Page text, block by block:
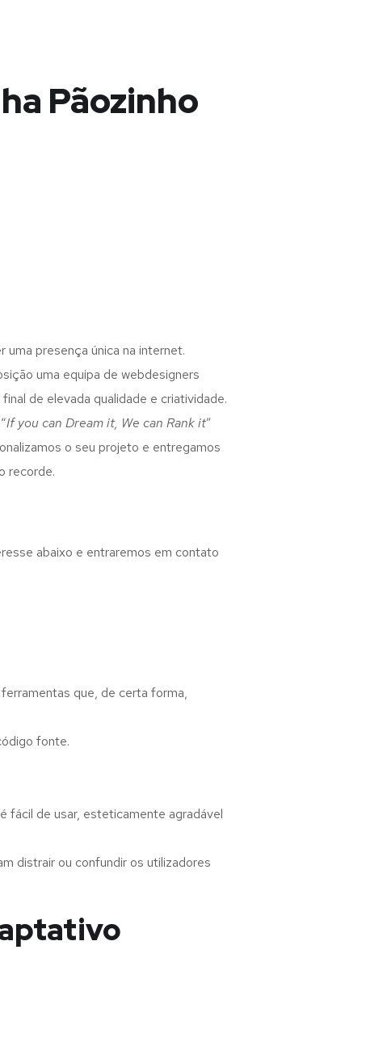
Pãozinho
uma presença única na internet.
uma equipa de webdesigners
de elevada qualidade e criatividade.
If you can Dream it, We can Rank it”
o seu projeto e entregamos
recorde.
abaixo e entraremos em contato
que, de certa forma,
fonte.
fácil de usar, esteticamente agradável
distrair ou confundir os utilizadores